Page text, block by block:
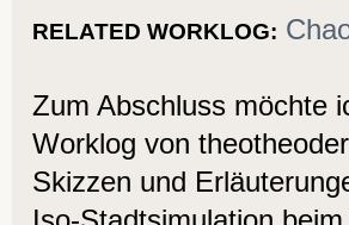
RELATED WORKLOG:
Zum Abschluss möchte
Worklog von
Skizzen und